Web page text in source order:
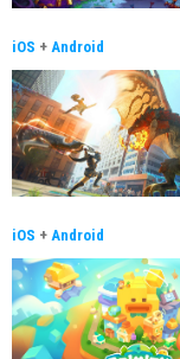
iOS + Android
iOS + Android